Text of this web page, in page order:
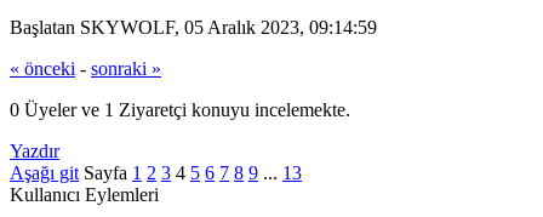
Başlatan SKYWOLF, 05 Aralık 2023, 09:14:59
« önceki - sonraki »
0 Üyeler ve 1 Ziyaretçi konuyu incelemekte.
Yazdır
Aşağı git Sayfa 1 2 3 4 5 6 7 8 9 ... 13
Kullanıcı Eylemleri